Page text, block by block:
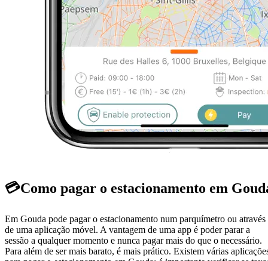
💳Como pagar o estacionamento em
Em Gouda pode pagar o estacionamento num parquímetro ou através
de uma aplicação móvel. A vantagem de uma app é poder parar a
sessão a qualquer momento e nunca pagar mais do que o necessário.
Para além de ser mais barato, é mais prático. Existem várias